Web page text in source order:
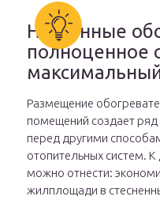
Настенные
полноценное
Размещение
помещений создает
перед другими
отопительных систем.
можно отнести:
жилплощади в